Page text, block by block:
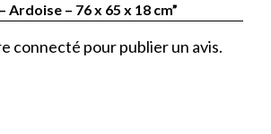
Ardoise – 76 x 65 x 18 cm”
connecté pour publier un avis.